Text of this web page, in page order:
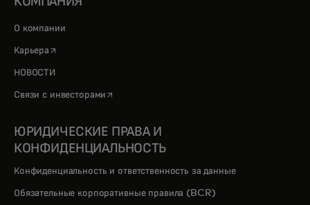
О компании
Карьера opens in a new tab
НОВОСТИ
Связи с инвесторами opens in a new tab
ЮРИДИЧЕСКИЕ ПРАВА И
КОНФИДЕНЦИАЛЬНОСТЬ
Конфиденциальность и ответственность за данные
Обязательные корпоративные правила (BCR)